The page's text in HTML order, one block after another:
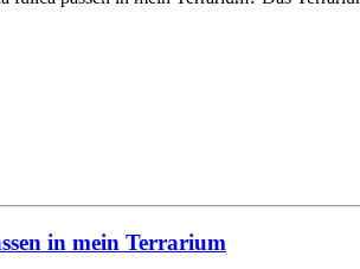
in mein Terrarium